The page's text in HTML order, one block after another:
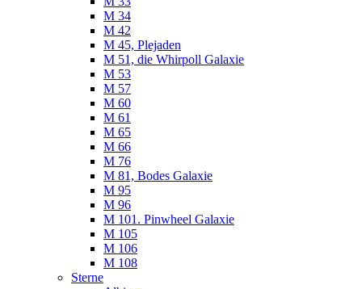
M 34
M 42
M 45, Plejaden
M 51, die Whirpoll Galaxie
M 53
M 57
M 60
M 61
M 65
M 66
M 76
M 81, Bodes Galaxie
M 95
M 96
M 101. Pinwheel Galaxie
M 105
M 106
M 108
Sterne